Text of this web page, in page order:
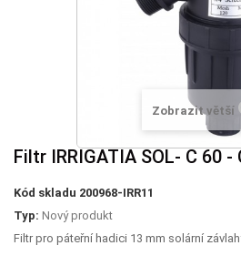
Zobrazit větší
Filtr IRRIGATIA SOL- C 60 -
Kód skladu 200968-IRR11
Typ: Nový produkt
Filtr pro páteřní hadici 13 mm solární